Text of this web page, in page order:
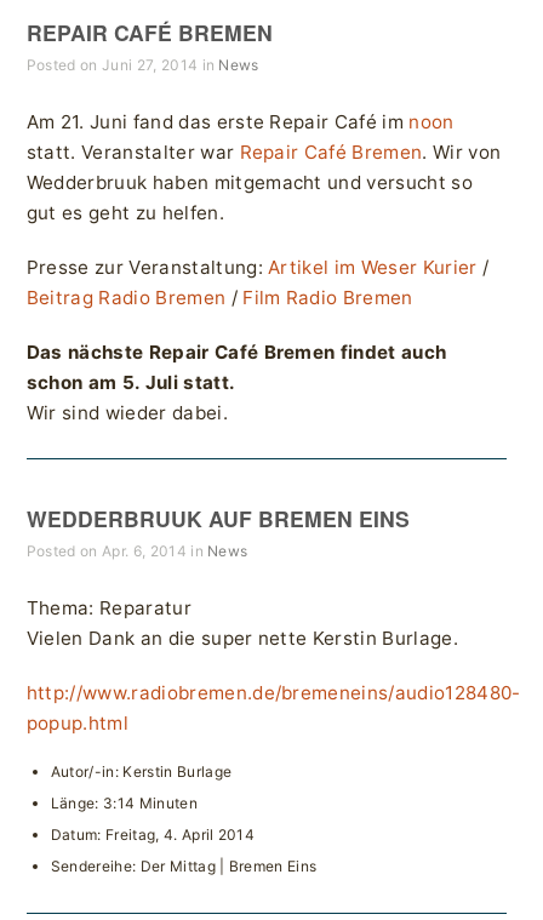
REPAIR CAFÉ BREMEN
Posted on Juni 27, 2014 in News
Am 21. Juni fand das erste Repair Café im noon
statt. Veranstalter war Repair Café Bremen. Wir von
Wedderbruuk haben mitgemacht und versucht so
gut es geht zu helfen.
Presse zur Veranstaltung:Artikel im Weser Kurier /
Beitrag Radio Bremen / Film Radio Bremen
Das nächste Repair Café Bremen findet auch
schon am 5. Juli statt.
Wir sind wieder dabei.
WEDDERBRUUK AUF BREMEN EINS
Posted on Apr. 6, 2014 in News
Thema: Reparatur
Vielen Dank an die super nette Kerstin Burlage.
http://www.radiobremen.de/bremeneins/audio128480-
popup.html
Autor/-in: Kerstin Burlage
Länge: 3:14 Minuten
Datum: Freitag, 4. April 2014
Sendereihe: Der Mittag | Bremen Eins